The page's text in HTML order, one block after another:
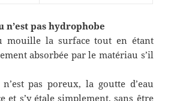
n’est pas hydrophobe
mouille la surface tout en étant
absorbée par le matériau s’il
pas poreux, la goutte d’eau
et s’y étale simplement, sans être